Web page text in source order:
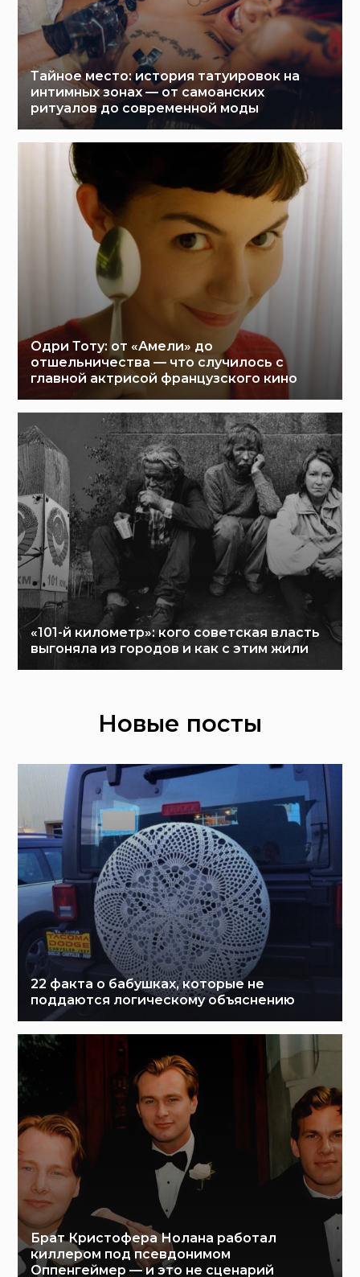
Тайное место: история татуировок на
интимных зонах — от самоанских
ритуалов до современной моды
Одри Тоту: от «Амели» до
отшельничества — что случилось с
главной актрисой французского кино
«101-й километр»: кого советская власть
выгоняла из городов и как с этим жили
Новые посты
22 факта о бабушках, которые не
поддаются логическому объяснению
Брат Кристофера Нолана работал
киллером под псевдонимом
Оппенгеймер — и это не сценарий